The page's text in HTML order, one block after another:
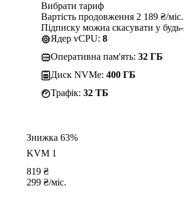
Вибрати тариф
Вартість продовження 2 189 ₴/
Підписку можна скасувати у
Ядер vCPU: 8
Оперативна пам'ять: 32 ГБ
Диск NVMe: 400 ГБ
Трафік: 32 TБ
Знижка 63%
KVM 1
819 ₴
299 ₴/міс.